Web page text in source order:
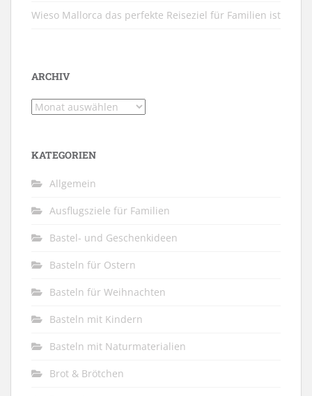
Wieso Mallorca das perfekte Reiseziel für Familien ist
ARCHIV
Archiv
KATEGORIEN
Allgemein
Ausflugsziele für Familien
Bastel- und Geschenkideen
Basteln für Ostern
Basteln für Weihnachten
Basteln mit Kindern
Basteln mit Naturmaterialien
Brot & Brötchen